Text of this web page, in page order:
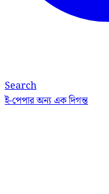
Search
ই-পেপারঅন্য এক দিগন্ত